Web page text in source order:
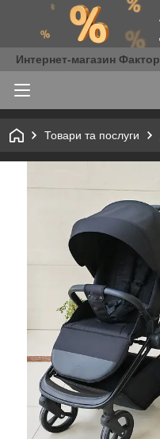
Интернет-магазин Фактор
Товари та послуги